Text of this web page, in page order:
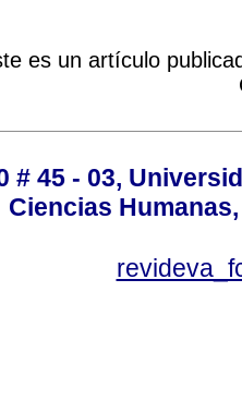
es un artículo
# 45 - 03,
Ciencias